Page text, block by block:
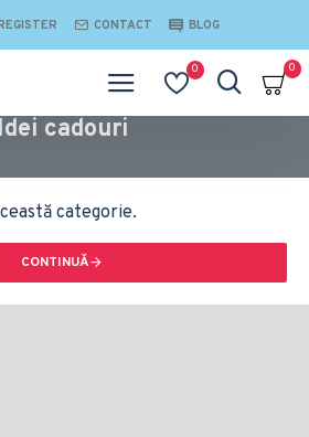
CONTACT BLOG
0 0
Idei cadouri
categorie.
CONTINUĂ